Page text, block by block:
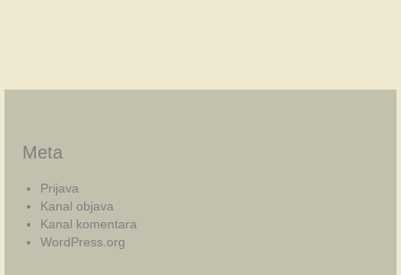
Meta
Prijava
Kanal objava
Kanal komentara
WordPress.org